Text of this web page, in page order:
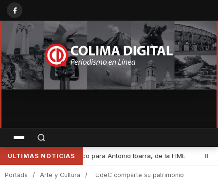
ULTIMAS NOTICIAS
• Desde Cuauhtémoc, Indira Vizcaíno encabezó la Jornada
Portada / Arte y Cultura /
UdeC comparte su patrimonio